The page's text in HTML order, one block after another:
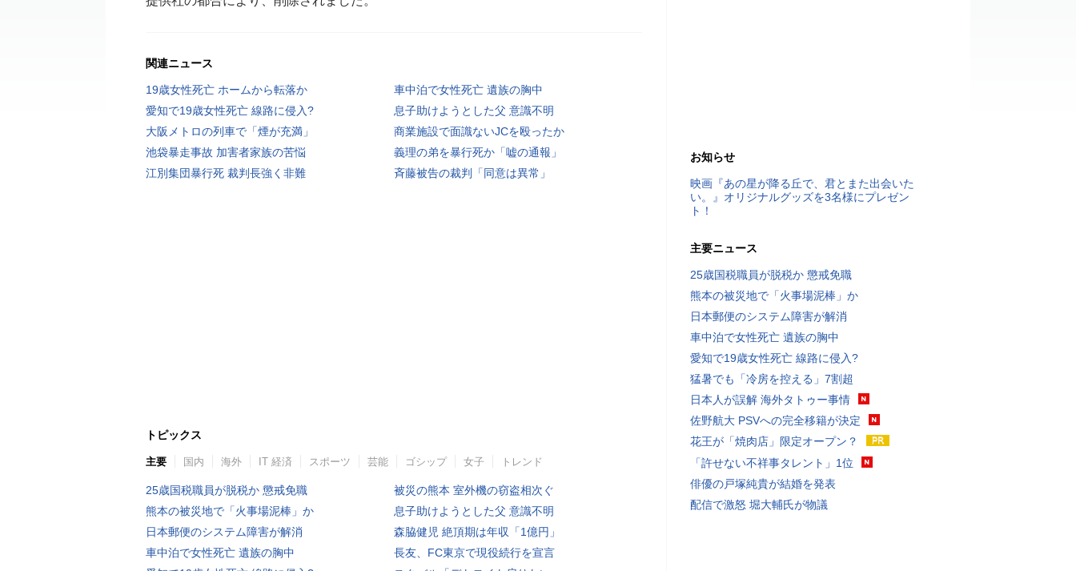
関連ニュース
19歳女性死亡 ホームから転落か
車中泊で女性死亡 遺族の胸中
愛知で19歳女性死亡 線路に侵入?
息子助けようとした父 意識不明
大阪メトロの列車で「煙が充満」
商業施設で面識ないJCを殴ったか
池袋暴走事故 加害者家族の苦悩
義理の弟を暴行死か「嘘の通報」
江別集団暴行死 裁判長強く非難
斉藤被告の裁判「同意は異常」
トピックス
主要 国内 海外 IT 経済 スポーツ 芸能 ゴシップ 女子 トレンド
25歳国税職員が脱税か 懲戒免職
熊本の被災地で「火事場泥棒」か
日本郵便のシステム障害が解消
車中泊で女性死亡 遺族の胸中
被災の熊本 室外機の窃盗相次ぐ
息子助けようとした父 意識不明
森脇健児 絶頂期は年収「1億円」
長友、FC東京で現役続行を宣言
お知らせ
映画『あの星が降る丘で、君とまた出会いた
い。』オリジナルグッズを3名様にプレゼン
ト！
主要ニュース
25歳国税職員が脱税か 懲戒免職
熊本の被災地で「火事場泥棒」か
日本郵便のシステム障害が解消
車中泊で女性死亡 遺族の胸中
愛知で19歳女性死亡 線路に侵入?
猛暑でも「冷房を控える」7割超
日本人が誤解 海外タトゥー事情
佐野航大 PSVへの完全移籍が決定
花王が「焼肉店」限定オープン？
「許せない不祥事タレント」1位
俳優の戸塚純貴が結婚を発表
配信で激怒 堀大輔氏が物議